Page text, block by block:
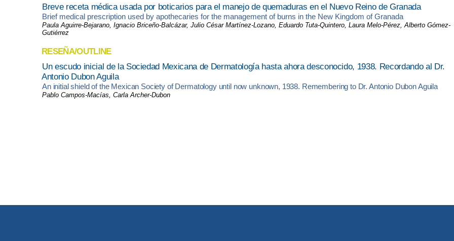
Breve receta médica usada por boticarios para el manejo de quemaduras en el Nuevo Reino de Granada
Brief medical prescription used by apothecaries for the management of burns in the New Kingdom of Granada
Paula Aguirre-Bejarano, Ignacio Briceño-Balcázar, Julio César Martínez-Lozano, Eduardo Tuta-Quintero, Laura Melo-Pérez, Alberto Gómez-
Gutiérrez
RESEÑA/OUTLINE
Un escudo inicial de la Sociedad Mexicana de Dermatología hasta ahora desconocido, 1938. Recordando al Dr.
Antonio Dubon Aguila
An initial shield of the Mexican Society of Dermatology until now unknown, 1938. Remembering to Dr. Antonio Dubon Aguila
Pablo Campos-Macías, Carla Archer-Dubon